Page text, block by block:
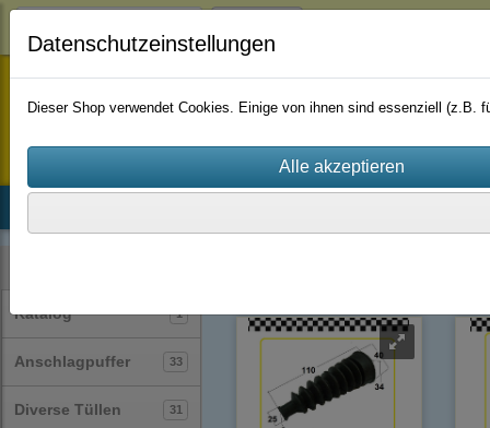
staufenbiel-berlin
Katalog 1
Anschlagpuffer 33
Diverse Tüllen 31
Datenschutzeinstellungen
Dieser Shop verwendet Cookies. Einige von ihnen sind essenziell (z.B.